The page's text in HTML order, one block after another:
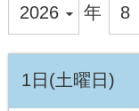
年
1日(土曜日)